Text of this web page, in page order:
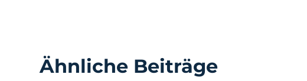
Ähnliche Beiträge